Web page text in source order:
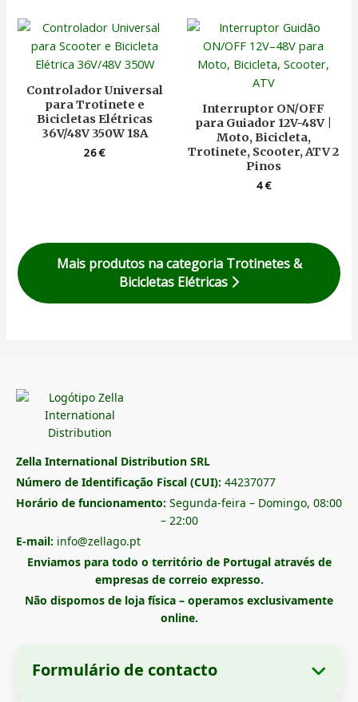
Controlador Universal
para Trotinete e
Bicicletas Elétricas
36V/48V 350W 18A
26€
Interruptor ON/OFF
para Guiador 12V-48V |
Moto, Bicicleta,
Trotinete, Scooter, ATV 2
Pinos
4€
Mais produtos na categoria Trotinetes &
Bicicletas Elétricas
Zella International Distribution SRL
Número de Identificação Fiscal (CUI): 44237077
Horário de funcionamento: Segunda-feira – Domingo, 08:00
– 22:00
E-mail: info@zellago.pt
Enviamos para todo o território de Portugal através de
empresas de correio expresso.
Não dispomos de loja física – operamos exclusivamente
online.
Formulário de contacto